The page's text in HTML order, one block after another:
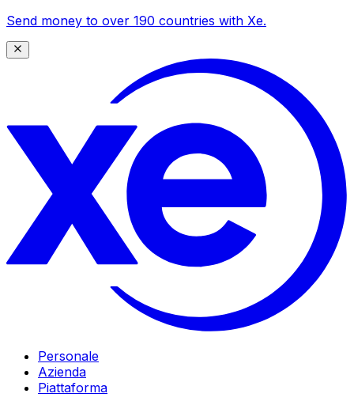
Send money to over 190 countries with Xe.
Personale
Azienda
Piattaforma